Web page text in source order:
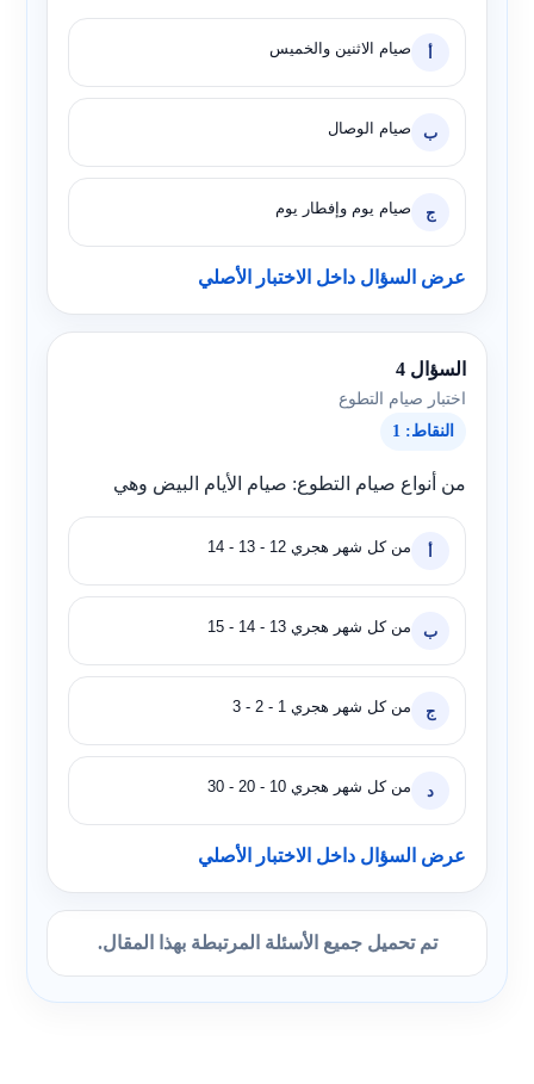
أ صيام الاثنين والخميس
ب صيام الوصال
ج صيام يوم وإفطار يوم
عرض السؤال داخل الاختبار الأصلي
السؤال 4
اختبار صيام التطوع
النقاط: 1
من أنواع صيام التطوع: صيام الأيام البيض وهي
أ من كل شهر هجري 12 - 13 - 14
ب من كل شهر هجري 13 - 14 - 15
ج من كل شهر هجري 1 - 2 - 3
د من كل شهر هجري 10 - 20 - 30
عرض السؤال داخل الاختبار الأصلي
تم تحميل جميع الأسئلة المرتبطة بهذا المقال.